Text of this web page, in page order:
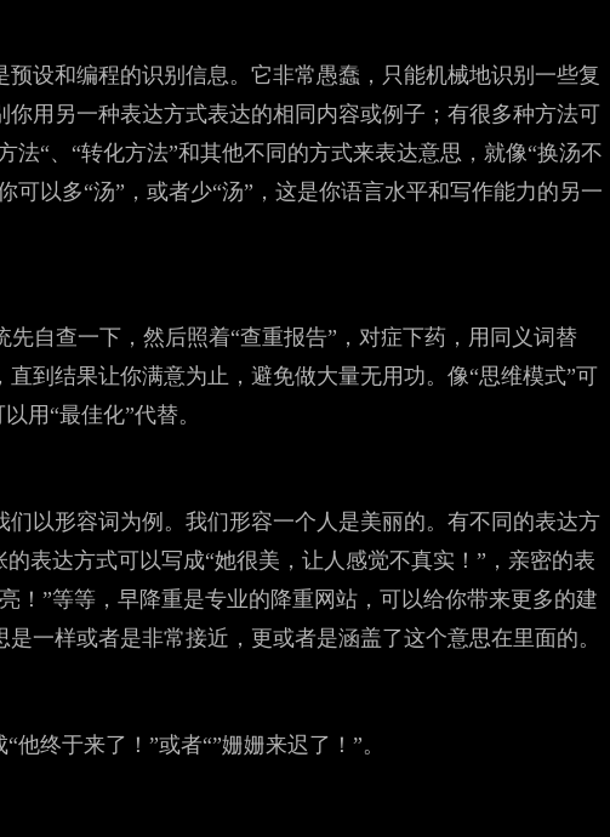
设和编程的识别信息。它非常愚蠢，只能机械地识别一些复
用另一种表达方式表达的相同内容或例子；有很多种方法可
法“、“转化方法”和其他不同的方式来表达意思，就像“换汤不
可以多“汤”，或者少“汤”，这是你语言水平和写作能力的另一
先自查一下，然后照着“查重报告”，对症下药，用同义词替
到结果让你满意为止，避免做大量无用功。像“思维模式”可
用“最佳化”代替。
以形容词为例。我们形容一个人是美丽的。有不同的表达方
表达方式可以写成“她很美，让人感觉不真实！”，亲密的表
！”等等，早降重是专业的降重网站，可以给你带来更多的建
一样或者是非常接近，更或者是涵盖了这个意思在里面的。
他终于来了！”或者“”姗姗来迟了！”。